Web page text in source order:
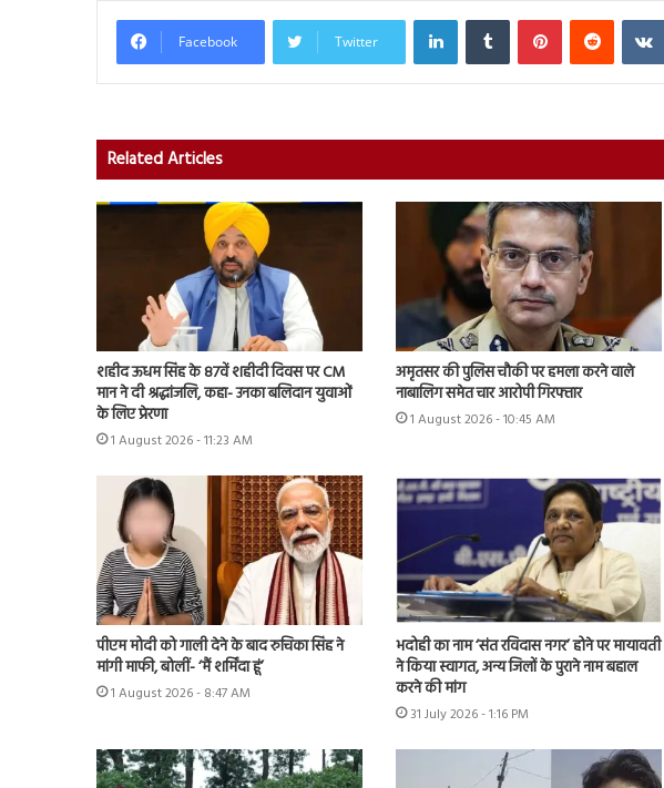
Facebook Twitter
LinkedInTumblr PinterestReddit
Related Articles
शहीद ऊधम सिंह के 87वें शहीदी दिवस पर CM
मान ने दी श्रद्धांजलि, कहा- उनका बलिदान युवाओं
के लिए प्रेरणा
1 August 2026 - 11:23 AM
अमृतसर की पुलिस चौकी पर हमला करने वाले
नाबालिग समेत चार आरोपी गिरफ्तार
1 August 2026 - 10:45 AM
पीएम मोदी को गाली देने के बाद रुचिका सिंह ने
मांगी माफी, बोलीं- ‘मैं शर्मिंदा हूं’
1 August 2026 - 8:47 AM
भदोही का नाम ‘संत रविदास नगर’ होने पर मायावती
ने किया स्वागत, अन्य जिलों के पुराने नाम बहाल
करने की मांग
31 July 2026 - 1:16 PM